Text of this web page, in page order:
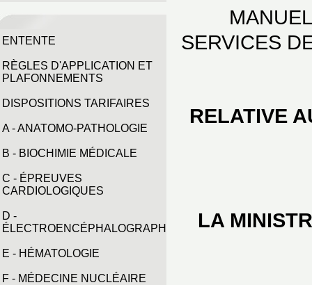
ENTENTE
RÈGLES D'APPLICATION ET
PLAFONNEMENTS
DISPOSITIONS TARIFAIRES
A - ANATOMO-PATHOLOGIE
B - BIOCHIMIE MÉDICALE
C - ÉPREUVES
CARDIOLOGIQUES
D -
ÉLECTROENCÉPHALOGRAPHIE
E - HÉMATOLOGIE
F - MÉDECINE NUCLÉAIRE
SERVICES
RELATIVE
LA